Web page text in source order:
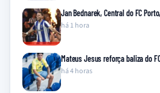
Jan Bednarek, Central do FC
há 1 hora
Mateus Jesus reforça baliza do
há 4 horas